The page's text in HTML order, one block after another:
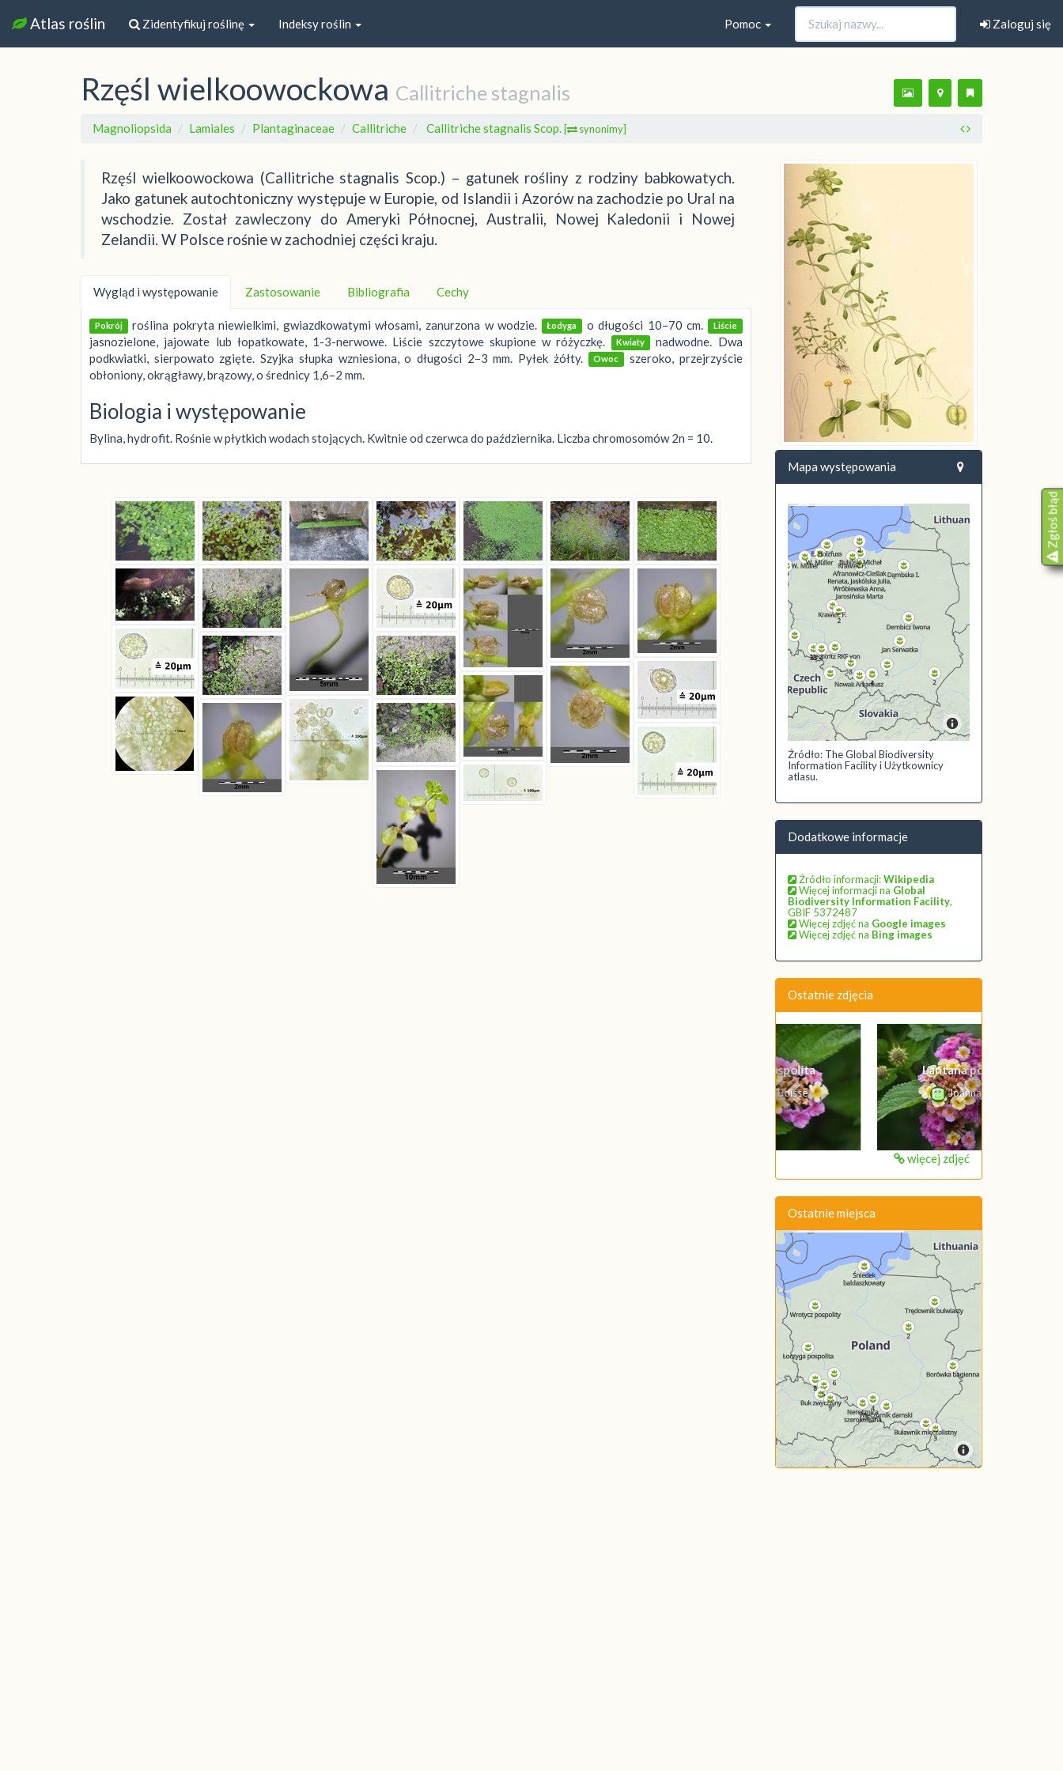
Atlas roślin Zidentyfikuj roślinę Indeksy roślin Zaloguj się
Pomoc
Rzęśl wielkoowockowa Callitriche stagnalis
Magnoliopsida Lamiales Plantaginaceae Callitriche Callitriche stagnalis Scop. [ synonimy]
Rzęśl wielkoowockowa (Callitriche stagnalis Scop.) – gatunek rośliny z rodziny babkowatych.
Jako gatunek autochtoniczny występuje w Europie, od Islandii i Azorów na zachodzie po Ural na
wschodzie. Został zawleczony do Ameryki Północnej, Australii, Nowej Kaledonii i Nowej
Zelandii. W Polsce rośnie w zachodniej części kraju.
Wygląd i występowanie Zastosowanie Bibliografia Cechy
Pokrój roślina pokryta niewielkimi, gwiazdkowatymi włosami, zanurzona w wodzie. Łodyga o długości 10–70 cm. Liście
jasnozielone, jajowate lub łopatkowate, 1-3-nerwowe. Liście szczytowe skupione w różyczkę. Kwiaty
nadwodne. Dwa
podkwiatki, sierpowato zgięte. Szyjka słupka wzniesiona, o długości 2–3 mm. Pyłek żółty.
Owoc
szeroko, przejrzyście
obłoniony, okrągławy, brązowy, o średnicy 1,6–2 mm.
Biologia i występowanie
Bylina, hydrofit. Rośnie w płytkich wodach stojących. Kwitnie od czerwca do października. Liczba chromosomów 2n = 10.
Mapa występowania
Źródło: The Global Biodiversity
Information Facility i Użytkownicy
atlasu.
Dodatkowe informacje
Źródło informacji:Wikipedia
Więcej informacji na Global
Biodiversity Information Facility,
GBIF 5372487
Więcej zdjęć na Google images
Więcej zdjęć na Bing images
Ostatnie zdjęcia
Lantana pospolita
Joanna Boisse
Poprzednie Następne
więcej zdjęć
Ostatnie miejsca
Zgłoś błąd